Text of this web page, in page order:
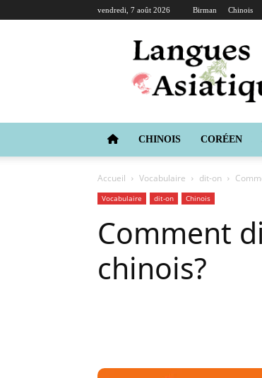
vendredi, 7 août 2026 Birman Chinois
Langues
CHINOIS CORÉEN
Accueil Vocabulaire dit-on
Vocabulaire dit-on Chinois
Comment
chinois?